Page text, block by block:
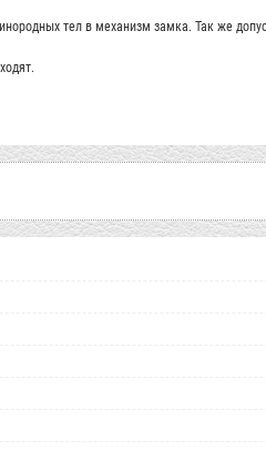
тел в механизм замка. Так же